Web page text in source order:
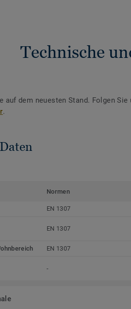
Technische
auf dem neuesten Stand. Folgen Sie
.
Normen
EN 1307
EN 1307
EN 1307
-